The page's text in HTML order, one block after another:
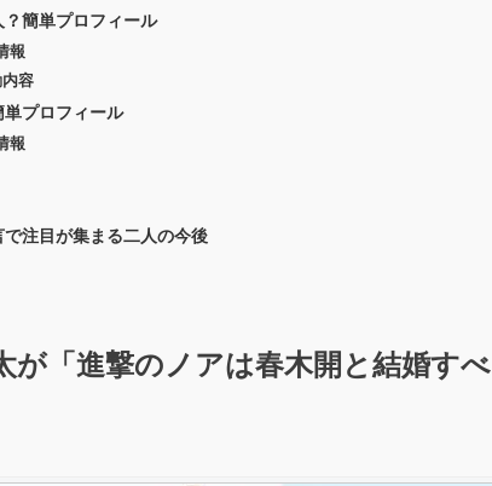
簡単プロフィール
報
容
プロフィール
報
注目が集まる二人の今後
が「進撃のノアは春木開と結婚す